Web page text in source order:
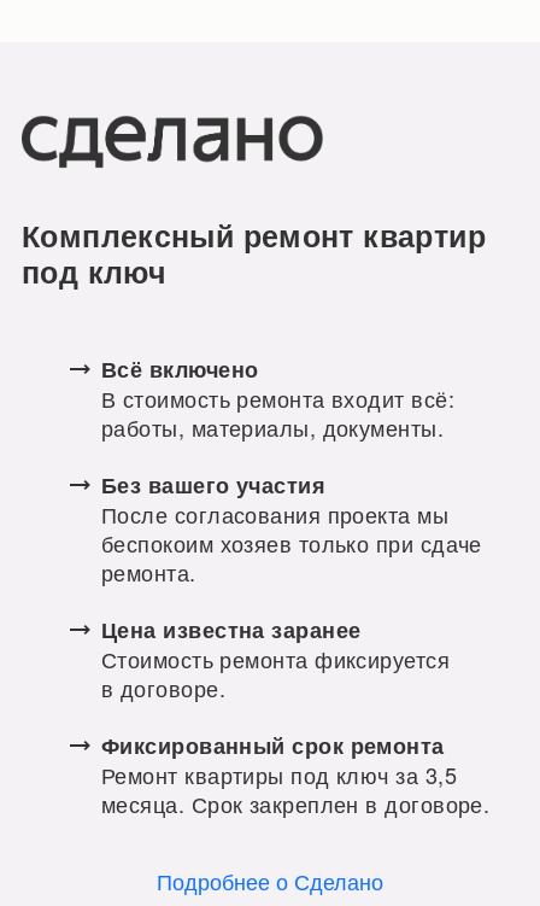
Комплексный ремонт квартир
под ключ
Всё включено
В стоимость ремонта входит всё:
работы, материалы, документы.
Без вашего участия
После согласования проекта мы
беспокоим хозяев только при сдаче
ремонта.
Цена известна заранее
Стоимость ремонта фиксируется
в договоре.
Фиксированный срок ремонта
Ремонт квартиры под ключ за 3,5
месяца. Срок закреплен в договоре.
Подробнее о Сделано